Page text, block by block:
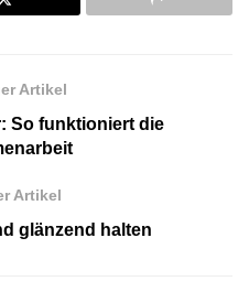
Artikel
So funktioniert die
Artikel
glänzend halten